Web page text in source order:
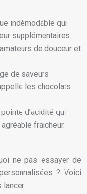
indémodable qui
supplémentaires.
de douceur et
de saveurs
les chocolats
d’acidité qui
fraicheur.
ne pas essayer de
? Voici
: